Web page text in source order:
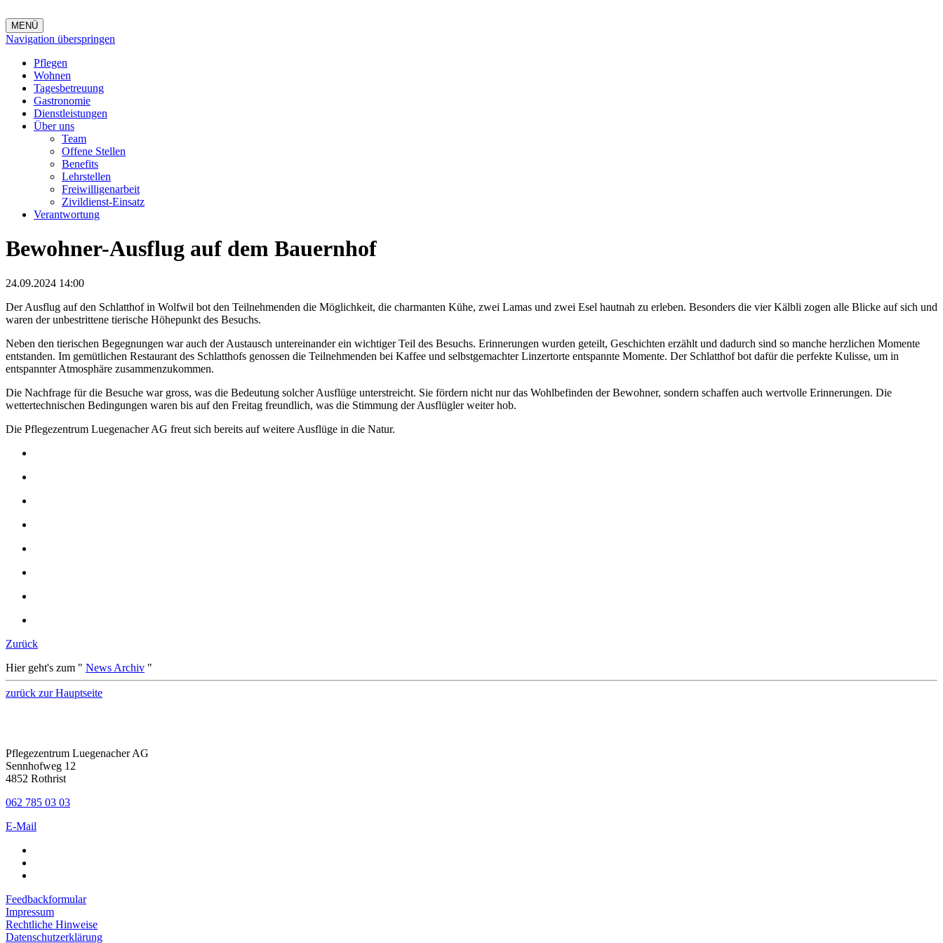
MENÜ
Navigation überspringen
Pflegen
Wohnen
Tagesbetreuung
Gastronomie
Dienstleistungen
Über uns
Team
Offene Stellen
Benefits
Lehrstellen
Freiwilligenarbeit
Zivildienst-Einsatz
Verantwortung
Bewohner-Ausflug auf dem Bauernhof
24.09.2024 14:00
Der Ausflug auf den Schlatthof in Wolfwil bot den Teilnehmenden die Möglichkeit, die charmanten Kühe, zwei Lamas und zwei Esel hautnah zu erleben. Besonders die vier Kälbli zogen alle Blicke auf sich und
waren der unbestrittene tierische Höhepunkt des Besuchs.
Neben den tierischen Begegnungen war auch der Austausch untereinander ein wichtiger Teil des Besuchs. Erinnerungen wurden geteilt, Geschichten erzählt und dadurch sind so manche herzlichen Momente
entstanden. Im gemütlichen Restaurant des Schlatthofs genossen die Teilnehmenden bei Kaffee und selbstgemachter Linzertorte entspannte Momente. Der Schlatthof bot dafür die perfekte Kulisse, um in
entspannter Atmosphäre zusammenzukommen.
Die Nachfrage für die Besuche war gross, was die Bedeutung solcher Ausflüge unterstreicht. Sie fördern nicht nur das Wohlbefinden der Bewohner, sondern schaffen auch wertvolle Erinnerungen. Die
wettertechnischen Bedingungen waren bis auf den Freitag freundlich, was die Stimmung der Ausflügler weiter hob.
Die Pflegezentrum Luegenacher AG freut sich bereits auf weitere Ausflüge in die Natur.
Zurück
Hier geht's zum " News Archiv "
zurück zur Hauptseite
Pflegezentrum Luegenacher AG
Sennhofweg 12
4852 Rothrist
062 785 03 03
E-Mail
Feedbackformular
Impressum
Rechtliche Hinweise
Datenschutzerklärung